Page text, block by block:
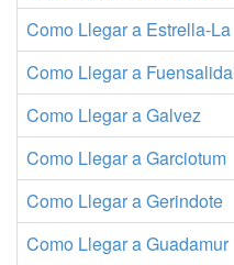
Como Llegar a Estrella-La
Como Llegar a Fuensalida
Como Llegar a Galvez
Como Llegar a Garciotum
Como Llegar a Gerindote
Como Llegar a Guadamur